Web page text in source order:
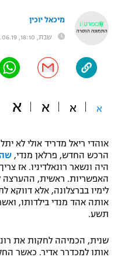
"מעל הליגה" –
תקנון משתתפים וזוכים
תקנון עבור פעילות
תקנון עבור פעילות ספורט 1 – "מרלן"
טניס
גיימינג E-Sports
תנאי שימוש
מכבי נתניה
ליגות נוספות
UFC
היאבקות WWE
כדורמים
פוטבול אמריקאי NFL
בייסבול MLB
מיכאל יוכין
שבת, 18:10, 22.06.19
א א א א
אוהדי ריאל מדריד אולי לא
הרכש החדש, פרלאן מנדי,
היה ונשאר רונאלדיניו. אז
האפשריות. ראשית, ההערצה
לימיו בברצלונה, אלא דווקא
אותה אהד מנדי בילדותו,
תשע.
שנית, הכמיהה לחקות את
אותו למכדרר אדיר. כאשר